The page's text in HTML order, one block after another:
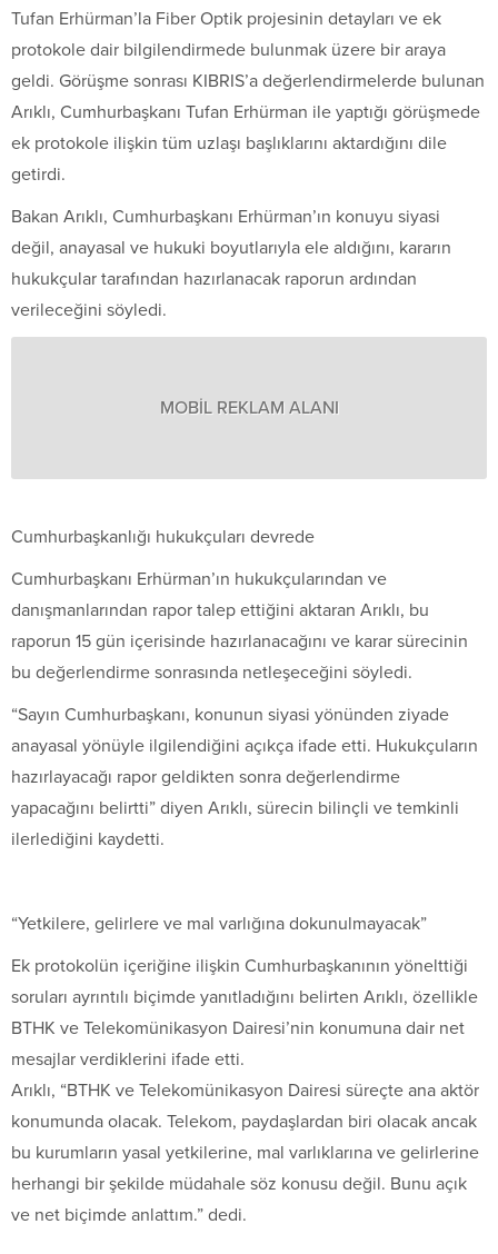
Tufan Erhürman’la Fiber Optik projesinin detayları ve ek
protokole dair bilgilendirmede bulunmak üzere bir araya
geldi. Görüşme sonrası KIBRIS’a değerlendirmelerde bulunan
Arıklı, Cumhurbaşkanı Tufan Erhürman ile yaptığı görüşmede
ek protokole ilişkin tüm uzlaşı başlıklarını aktardığını dile
getirdi.
Bakan Arıklı, Cumhurbaşkanı Erhürman’ın konuyu siyasi
değil, anayasal ve hukuki boyutlarıyla ele aldığını, kararın
hukukçular tarafından hazırlanacak raporun ardından
verileceğini söyledi.
MOBİL REKLAM ALANI
Cumhurbaşkanlığı hukukçuları devrede
Cumhurbaşkanı Erhürman’ın hukukçularından ve
danışmanlarından rapor talep ettiğini aktaran Arıklı, bu
raporun 15 gün içerisinde hazırlanacağını ve karar sürecinin
bu değerlendirme sonrasında netleşeceğini söyledi.
“Sayın Cumhurbaşkanı, konunun siyasi yönünden ziyade
anayasal yönüyle ilgilendiğini açıkça ifade etti. Hukukçuların
hazırlayacağı rapor geldikten sonra değerlendirme
yapacağını belirtti” diyen Arıklı, sürecin bilinçli ve temkinli
ilerlediğini kaydetti.
“Yetkilere, gelirlere ve mal varlığına dokunulmayacak”
Ek protokolün içeriğine ilişkin Cumhurbaşkanının yönelttiği
soruları ayrıntılı biçimde yanıtladığını belirten Arıklı, özellikle
BTHK ve Telekomünikasyon Dairesi’nin konumuna dair net
mesajlar verdiklerini ifade etti.
Arıklı, “BTHK ve Telekomünikasyon Dairesi süreçte ana aktör
konumunda olacak. Telekom, paydaşlardan biri olacak ancak
bu kurumların yasal yetkilerine, mal varlıklarına ve gelirlerine
herhangi bir şekilde müdahale söz konusu değil. Bunu açık
ve net biçimde anlattım.” dedi.